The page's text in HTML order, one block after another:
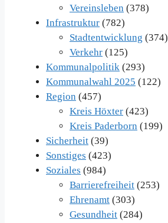
Vereinsleben (378)
Infrastruktur (782)
Stadtentwicklung (374)
Verkehr (125)
Kommunalpolitik (293)
Kommunalwahl 2025 (122)
Region (457)
Kreis Höxter (423)
Kreis Paderborn (199)
Sicherheit (39)
Sonstiges (423)
Soziales (984)
Barrierefreiheit (253)
Ehrenamt (303)
Gesundheit (284)